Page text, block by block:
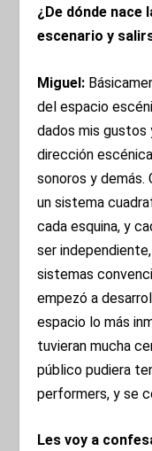
¿De dónde nace
escenario y
Miguel:
del espacio
dados mis gustos
dirección
sonoros y
un sistema
cada esquina, y
ser
sistemas
empezó a
espacio lo más
tuvieran mucha
público pudiera
performers, y se
Les voy a